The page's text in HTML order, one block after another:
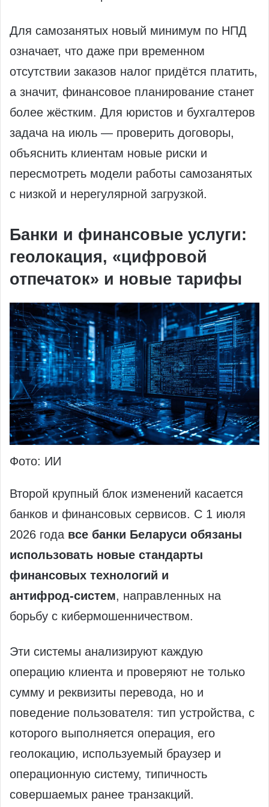
Для самозанятых новый минимум по НПД
означает, что даже при временном
отсутствии заказов налог придётся платить,
а значит, финансовое планирование станет
более жёстким. Для юристов и бухгалтеров
задача на июль — проверить договоры,
объяснить клиентам новые риски и
пересмотреть модели работы самозанятых
с низкой и нерегулярной загрузкой.
Банки и финансовые услуги:
геолокация, «цифровой
отпечаток» и новые тарифы
Фото: ИИ
Второй крупный блок изменений касается
банков и финансовых сервисов. С 1 июля
2026 года все банки Беларуси обязаны
использовать новые стандарты
финансовых технологий и
антифрод‑систем, направленных на
борьбу с кибермошенничеством.
Эти системы анализируют каждую
операцию клиента и проверяют не только
сумму и реквизиты перевода, но и
поведение пользователя: тип устройства, с
которого выполняется операция, его
геолокацию, используемый браузер и
операционную систему, типичность
совершаемых ранее транзакций.